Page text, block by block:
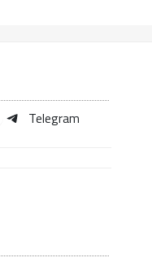
Telegram